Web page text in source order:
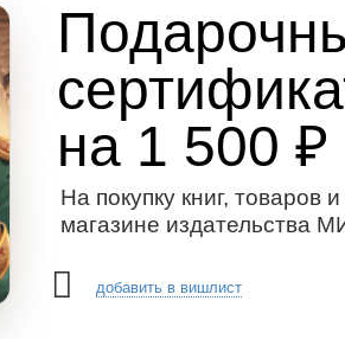
на 1 500 ₽
На покупку книг, товаров
магазине издательства
добавить в вишлист